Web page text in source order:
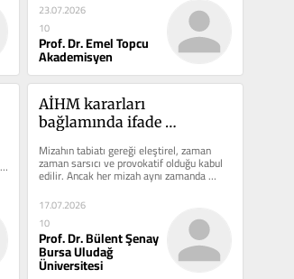
23.07.2026
10
Prof. Dr. Emel Topcu
Akademisyen
AİHM kararları
bağlamında ifade
mizah
Mizahın tabiatı gereği eleştirel, zaman
zaman sarsıcı ve provokatif olduğu kabul
edilir. Ancak her mizah aynı zamanda
17.07.2026
10
Prof. Dr. Bülent Şenay
Bursa Uludağ
Üniversitesi